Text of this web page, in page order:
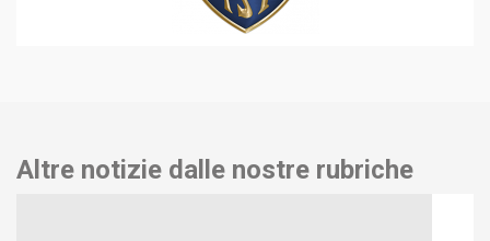
Altre notizie dalle nostre rubriche